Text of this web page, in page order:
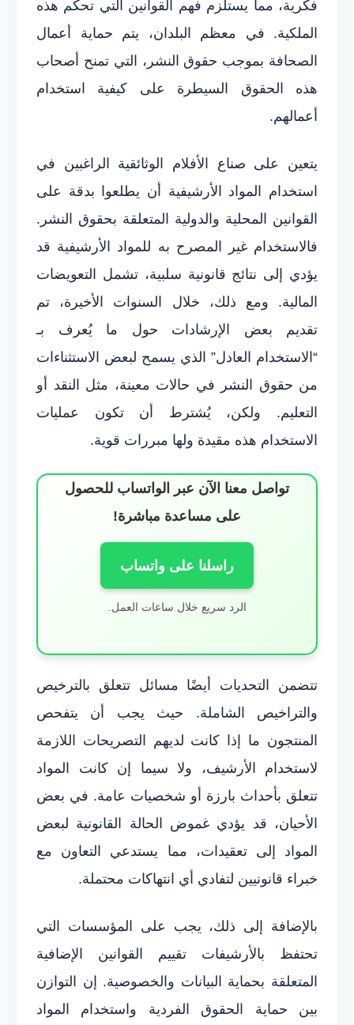
فكرية، مما يستلزم فهم القوانين التي تحكم هذه
الملكية. في معظم البلدان، يتم حماية أعمال
الصحافة بموجب حقوق النشر، التي تمنح أصحاب
هذه الحقوق السيطرة على كيفية استخدام
أعمالهم.
يتعين على صناع الأفلام الوثائقية الراغبين في
استخدام المواد الأرشيفية أن يطلعوا بدقة على
القوانين المحلية والدولية المتعلقة بحقوق النشر.
فالاستخدام غير المصرح به للمواد الأرشيفية قد
يؤدي إلى نتائج قانونية سلبية، تشمل التعويضات
المالية. ومع ذلك، خلال السنوات الأخيرة، تم
تقديم بعض الإرشادات حول ما يُعرف بـ
“الاستخدام العادل” الذي يسمح لبعض الاستثناءات
من حقوق النشر في حالات معينة، مثل النقد أو
التعليم. ولكن، يُشترط أن تكون عمليات
الاستخدام هذه مقيدة ولها مبررات قوية.
تواصل معنا الآن عبر الواتساب للحصول
على مساعدة مباشرة!
راسلنا على واتساب
الرد سريع خلال ساعات العمل.
تتضمن التحديات أيضًا مسائل تتعلق بالترخيص
والتراخيص الشاملة. حيث يجب أن يتفحص
المنتجون ما إذا كانت لديهم التصريحات اللازمة
لاستخدام الأرشيف، ولا سيما إن كانت المواد
تتعلق بأحداث بارزة أو شخصيات عامة. في بعض
الأحيان، قد يؤدي غموض الحالة القانونية لبعض
المواد إلى تعقيدات، مما يستدعي التعاون مع
خبراء قانونيين لتفادي أي انتهاكات محتملة.
بالإضافة إلى ذلك، يجب على المؤسسات التي
تحتفظ بالأرشيفات تقييم القوانين الإضافية
المتعلقة بحماية البيانات والخصوصية. إن التوازن
بين حماية الحقوق الفردية واستخدام المواد